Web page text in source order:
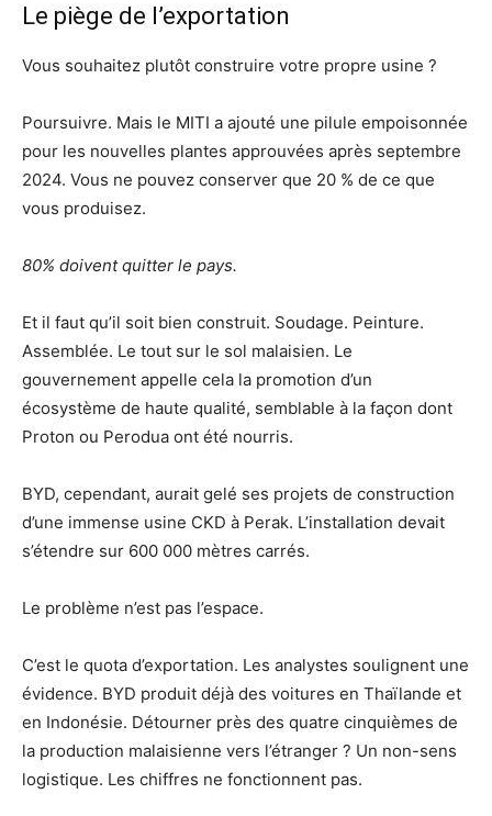
Le piège de l’exportation
Vous souhaitez plutôt construire votre propre usine ?
Poursuivre. Mais le MITI a ajouté une pilule empoisonnée
pour les nouvelles plantes approuvées après septembre
2024. Vous ne pouvez conserver que 20 % de ce que
vous produisez.
80% doivent quitter le pays.
Et il faut qu’il soit bien construit. Soudage. Peinture.
Assemblée. Le tout sur le sol malaisien. Le
gouvernement appelle cela la promotion d’un
écosystème de haute qualité, semblable à la façon dont
Proton ou Perodua ont été nourris.
BYD, cependant, aurait gelé ses projets de construction
d’une immense usine CKD à Perak. L’installation devait
s’étendre sur 600 000 mètres carrés.
Le problème n’est pas l’espace.
C’est le quota d’exportation. Les analystes soulignent une
évidence. BYD produit déjà des voitures en Thaïlande et
en Indonésie. Détourner près des quatre cinquièmes de
la production malaisienne vers l’étranger ? Un non-sens
logistique. Les chiffres ne fonctionnent pas.